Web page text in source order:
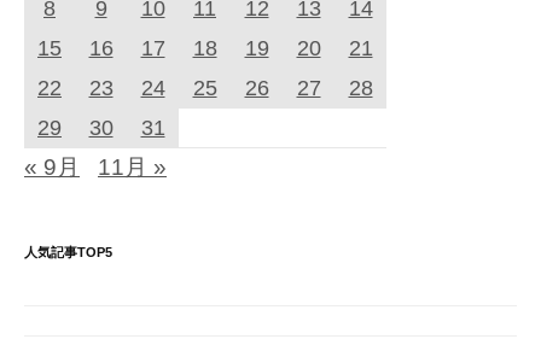
8
9 10 11 12 13
14
15
16 17 18 19 20
21
22
23 24 25 26 27
28
29
30 31
« 9月 11月 »
人気記事TOP5